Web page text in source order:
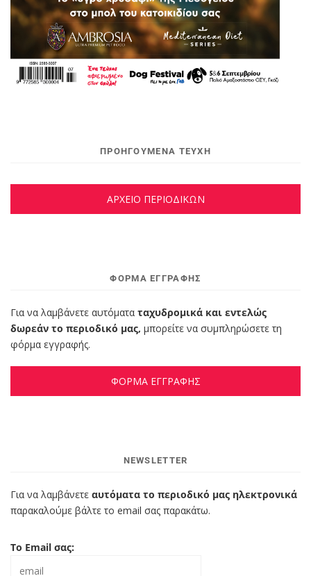
ΠΡΟΗΓΟΥΜΕΝΑ ΤΕΥΧΗ
ΑΡΧΕΙΟ ΠΕΡΙΟΔΙΚΩΝ
ΦΌΡΜΑ ΕΓΓΡΑΦΉΣ
Για να λαμβάνετε αυτόματα ταχυδρομικά και εντελώς
δωρεάν το περιοδικό μας, μπορείτε να συμπληρώσετε τη
φόρμα εγγραφής.
ΦΟΡΜΑ ΕΓΓΡΑΦΗΣ
NEWSLETTER
Για να λαμβάνετε αυτόματα το περιοδικό μας ηλεκτρονικά
παρακαλούμε βάλτε το email σας παρακάτω.
Το Email σας: